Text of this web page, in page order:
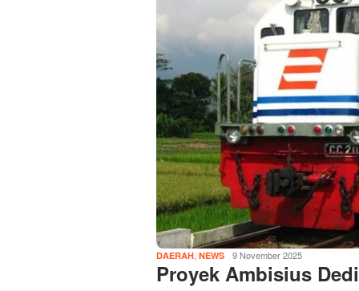
DAERAH NEWS 9 November 2025
Proyek Ambisius